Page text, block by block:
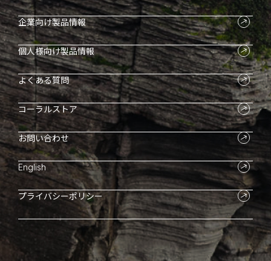
企業向け製品情報
個人様向け製品情報
よくある質問
コーラルストア
お問い合わせ
English
プライバシーポリシー